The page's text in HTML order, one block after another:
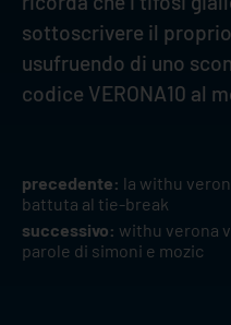
sottoscrivere il
usufruendo di uno
codice VERONA10 al
precedente: la withu
battuta al tie-break
successivo: withu verona
parole di simoni e mozic